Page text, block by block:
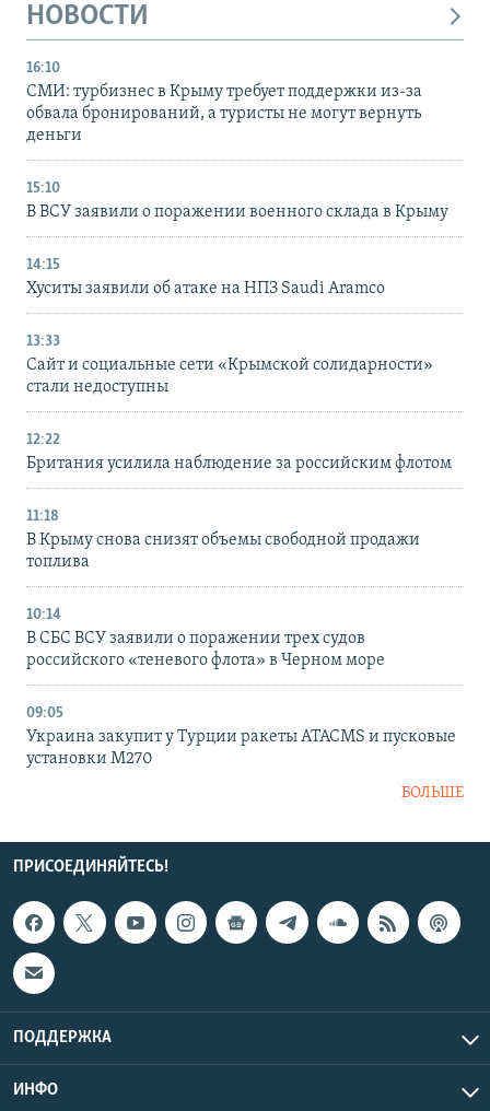
НОВОСТИ
16:10
СМИ: турбизнес в Крыму требует поддержки из-за
обвала бронирований, а туристы не могут вернуть
деньги
15:10
В ВСУ заявили о поражении военного склада в Крыму
14:15
Хуситы заявили об атаке на НПЗ Saudi Aramco
13:33
Сайт и социальные сети «Крымской солидарности»
стали недоступны
12:22
Британия усилила наблюдение за российским флотом
11:18
В Крыму снова снизят объемы свободной продажи
топлива
10:14
В СБС ВСУ заявили о поражении трех судов
российского «теневого флота» в Черном море
09:05
Украина закупит у Турции ракеты ATACMS и пусковые
установки M270
БОЛЬШЕ
ПРИСОЕДИНЯЙТЕСЬ!
ПОДДЕРЖКА
ИНФО